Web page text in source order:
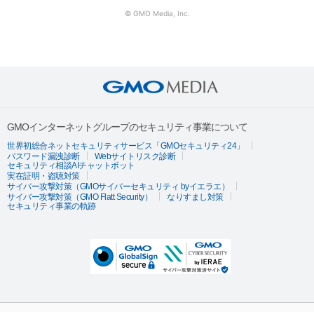
© GMO Media, Inc.
GMOインターネットグループのセキュリティ事業について
世界初総合ネットセキュリティサービス「GMOセキュリティ24」
パスワード漏洩診断
Webサイトリスク診断
セキュリティ相談AIチャットボット
実在証明・盗聴対策
サイバー攻撃対策（GMOサイバーセキュリティ byイエラエ）
サイバー攻撃対策（GMO Flatt Security）
なりすまし対策
セキュリティ事業の軌跡